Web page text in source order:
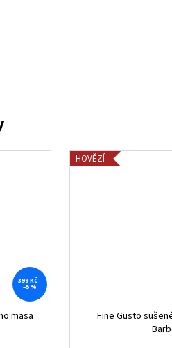
399 KČ
–5 %
masa
HOVĚZÍ
Fine Gusto